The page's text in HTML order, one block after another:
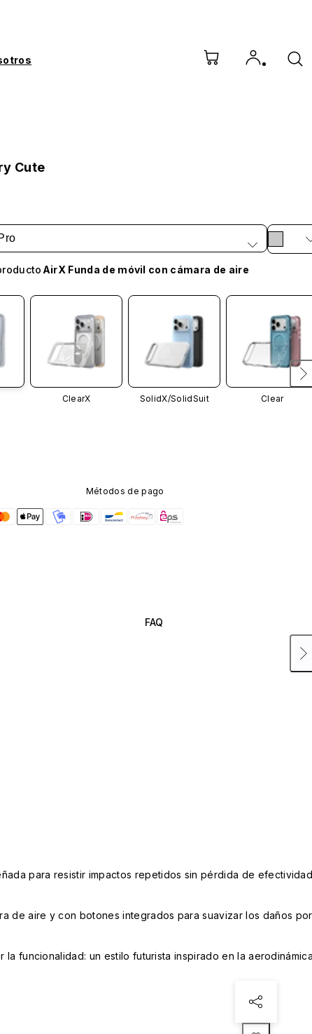
Cute
AirX Funda de móvil con cámara de aire
ClearX SolidX/SolidSuit Clear
Métodos de pago
FAQ
para resistir impactos repetidos sin pérdida de
de aire y con botones integrados para suavizar los daños por
la funcionalidad: un estilo futurista inspirado en la